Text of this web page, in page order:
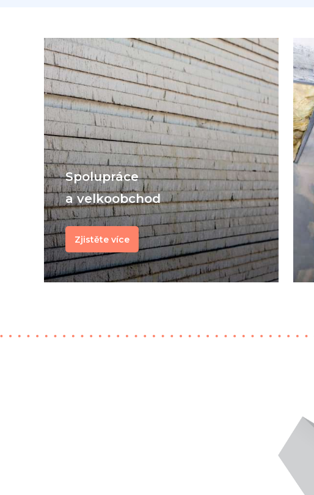
Spolupráce
a velkoobchod
Zjistěte více